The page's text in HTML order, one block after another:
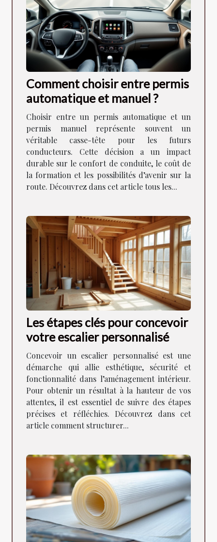
Comment choisir entre permis
automatique et manuel ?
Choisir entre un permis automatique et un
permis manuel représente souvent un
véritable casse-tête pour les futurs
conducteurs. Cette décision a un impact
durable sur le confort de conduite, le coût de
la formation et les possibilités d’avenir sur la
route. Découvrez dans cet article tous les...
Les étapes clés pour concevoir
votre escalier personnalisé
Concevoir un escalier personnalisé est une
démarche qui allie esthétique, sécurité et
fonctionnalité dans l’aménagement intérieur.
Pour obtenir un résultat à la hauteur de vos
attentes, il est essentiel de suivre des étapes
précises et réfléchies. Découvrez dans cet
article comment structurer...